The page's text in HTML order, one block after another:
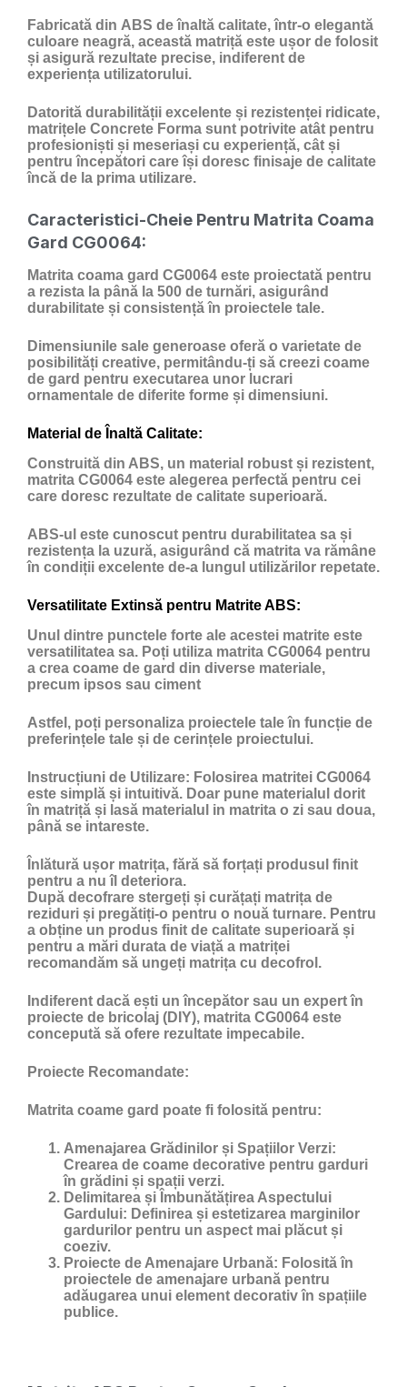
Fabricată din ABS de înaltă calitate, într-o elegantă
culoare neagră, această matriță este ușor de folosit
și asigură rezultate precise, indiferent de
experiența utilizatorului.
Datorită durabilității excelente și rezistenței ridicate,
matrițele Concrete Forma sunt potrivite atât pentru
profesioniști și meseriași cu experiență, cât și
pentru începători care își doresc finisaje de calitate
încă de la prima utilizare.
Caracteristici-Cheie Pentru Matrita Coama
Gard CG0064:
Matrita coama gard CG0064 este proiectată pentru
a rezista la până la 500 de turnări, asigurând
durabilitate și consistență în proiectele tale.
Dimensiunile sale generoase oferă o varietate de
posibilități creative, permitându-ți să creezi coame
de gard pentru executarea unor lucrari
ornamentale de diferite forme și dimensiuni.
Material de Înaltă Calitate:
Construită din ABS, un material robust și rezistent,
matrita CG0064 este alegerea perfectă pentru cei
care doresc rezultate de calitate superioară.
ABS-ul este cunoscut pentru durabilitatea sa și
rezistența la uzură, asigurând că matrita va rămâne
în condiții excelente de-a lungul utilizărilor repetate.
Versatilitate Extinsă pentru Matrite ABS:
Unul dintre punctele forte ale acestei matrite este
versatilitatea sa. Poți utiliza matrita CG0064 pentru
a crea coame de gard din diverse materiale,
precum ipsos sau ciment
Astfel, poți personaliza proiectele tale în funcție de
preferințele tale și de cerințele proiectului.
Instrucțiuni de Utilizare: Folosirea matritei CG0064
este simplă și intuitivă. Doar pune materialul dorit
în matriță și lasă materialul in matrita o zi sau doua,
până se intareste.
Înlătură ușor matrița, fără să forțați produsul finit
pentru a nu îl deteriora.
După decofrare stergeți și curățați matrița de
reziduri și pregătiți-o pentru o nouă turnare. Pentru
a obține un produs finit de calitate superioară și
pentru a mări durata de viață a matriței
recomandăm să ungeți matrița cu decofrol .
Indiferent dacă ești un începător sau un expert în
proiecte de bricolaj (DIY), matrita CG0064 este
concepută să ofere rezultate impecabile.
Proiecte Recomandate:
Matrita coame gard poate fi folosită pentru:
Amenajarea Grădinilor și Spațiilor Verzi:
Crearea de coame decorative pentru garduri
în grădini și spații verzi.
Delimitarea și Îmbunătățirea Aspectului
Gardului: Definirea și estetizarea marginilor
gardurilor pentru un aspect mai plăcut și
coeziv.
Proiecte de Amenajare Urbană: Folosită în
proiectele de amenajare urbană pentru
adăugarea unui element decorativ în spațiile
publice.